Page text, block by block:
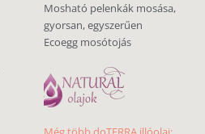
Mosható pelenkák mosása,
gyorsan, egyszerűen
Ecoegg mosótojás